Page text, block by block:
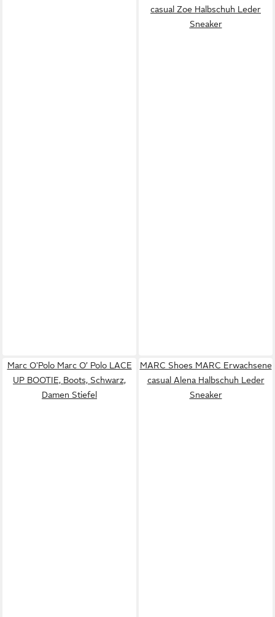
casual Zoe Halbschuh Leder
Sneaker
Marc O'Polo Marc O’ Polo LACE
UP BOOTIE, Boots, Schwarz,
Damen Stiefel
MARC Shoes MARC Erwachsene
casual Alena Halbschuh Leder
Sneaker